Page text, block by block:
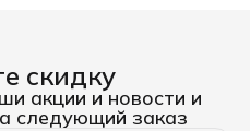
скидку
акции и новости и
следующий заказ